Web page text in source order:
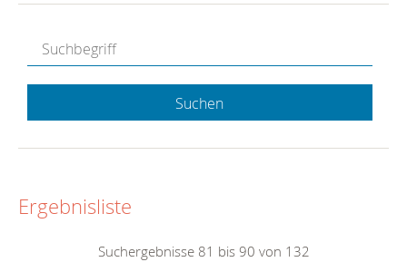
Suchen
Ergebnisliste
Suchergebnisse 81 bis 90 von 132